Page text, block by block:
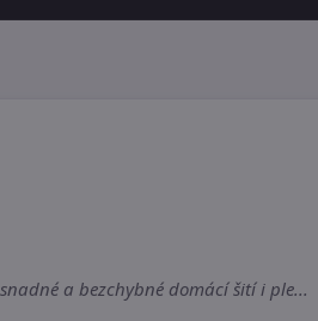
a bezchybné domácí šití i ple...